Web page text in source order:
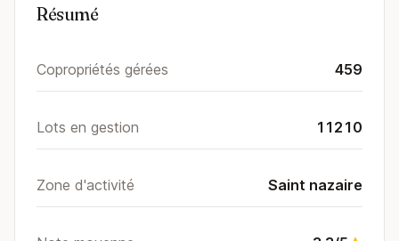
Résumé
Copropriétés gérées 459
Lots en gestion 11210
Zone d'activité Saint nazaire